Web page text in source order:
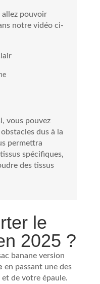
allez pouvoir
notre vidéo ci-
vous pouvez
dus à la
permettra
spécifiques,
des tissus
le
2025 ?
banane version
en passant une des
de votre épaule.